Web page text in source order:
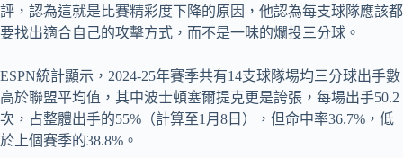
評，認為這就是比賽精彩度下降的原因，他認為每支球隊應該都
要找出適合自己的攻擊方式，而不是一昧的爛投三分球。
ESPN統計顯示，2024-25年賽季共有14支球隊場均三分球出手數
高於聯盟平均值，其中波士頓塞爾提克更是誇張，每場出手50.2
次，占整體出手的55%（計算至1月8日），但命中率36.7%，低
於上個賽季的38.8%。